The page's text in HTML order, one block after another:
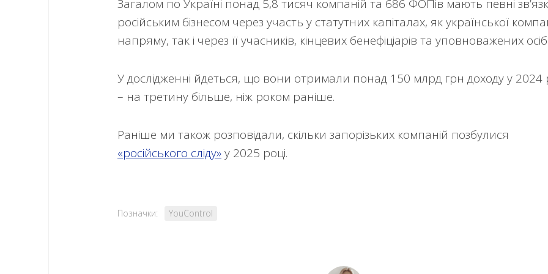
Загалом по Україні понад 5,8 тисяч компаній та 686 ФОПів мають певні
російським бізнесом через участь у статутних капіталах, як української
напряму, так і через її учасників, кінцевих бенефіціарів та уповноважених осіб.
У дослідженні йдеться, що вони отримали понад 150 млрд грн доходу у 2024
– на третину більше, ніж роком раніше.
Раніше ми також розповідали, скільки запорізьких компаній позбулися
«російського сліду»у 2025 році.
Позначки: YouСontrol